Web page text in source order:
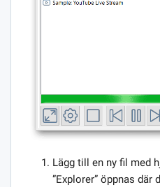
Lägg till en ny fil med
”Explorer” öppnas